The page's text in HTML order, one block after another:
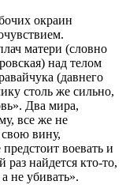
окраин
матери (словно
над телом
(давнего
столь же сильно,
Два мира,
все же не
вину,
воевать и
раз найдется кто-то,
не убивать».